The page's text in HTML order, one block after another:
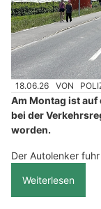
18.06.26 VON
Am Montag ist auf
bei der
worden.
Der Autolenker
Weiterlesen